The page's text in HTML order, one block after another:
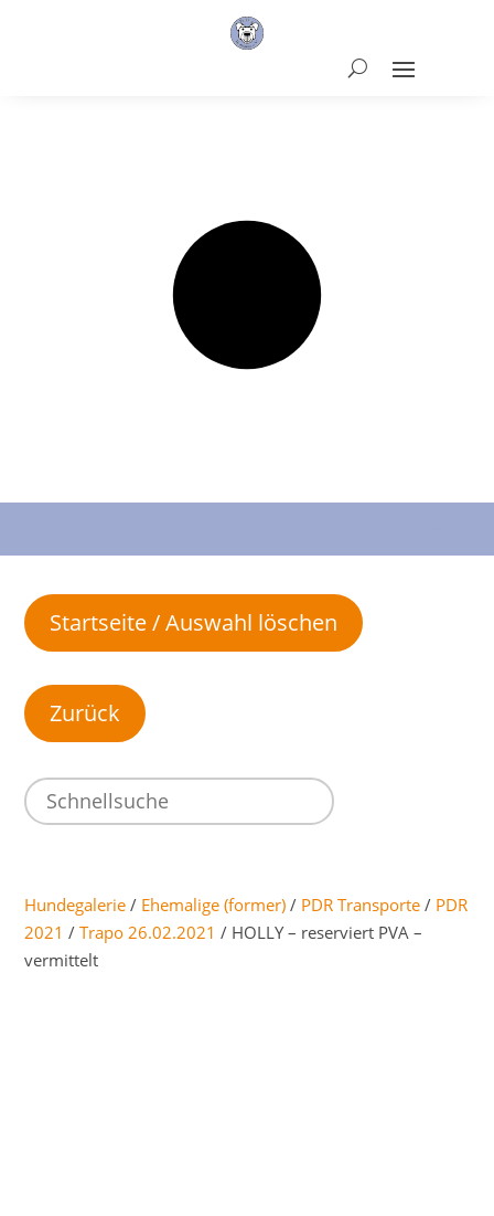
Startseite / Auswahl löschen
Hundegalerie / Ehemalige (former) / PDR Transporte / PDR
2021 /Trapo 26.02.2021 / HOLLY – reserviert PVA –
vermittelt